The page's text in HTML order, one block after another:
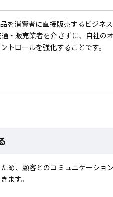
消費者に直接販売するビジネ
・販売業者を介さずに、自社の
トロールを強化することです。
め、顧客とのコミュニケーショ
ます。